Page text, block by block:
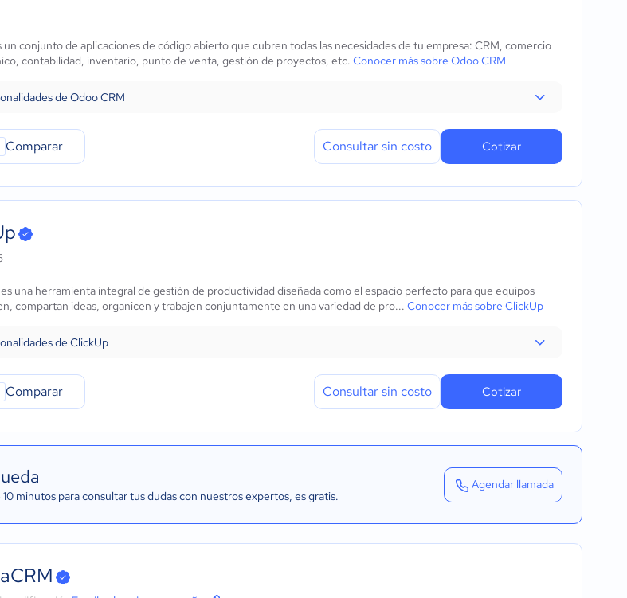
un conjunto de aplicaciones de código abierto que cubren todas las necesidades de tu empresa: CRM, comercio
contabilidad, inventario, punto de venta, gestión de proyectos, etc. Conocer más sobre Odoo CRM
de Odoo CRM
Comparar Consultar sin costo Cotizar
una herramienta integral de gestión de productividad diseñada como el espacio perfecto para que equipos
compartan ideas, organicen y trabajen conjuntamente en una variedad de pro... Conocer más sobre ClickUp
de ClickUp
Comparar Consultar sin costo Cotizar
minutos para consultar tus dudas con nuestros expertos, es gratis.
Agendar llamada